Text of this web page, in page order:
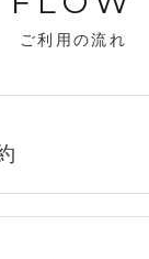
ご利用の流れ
ご来店ください。